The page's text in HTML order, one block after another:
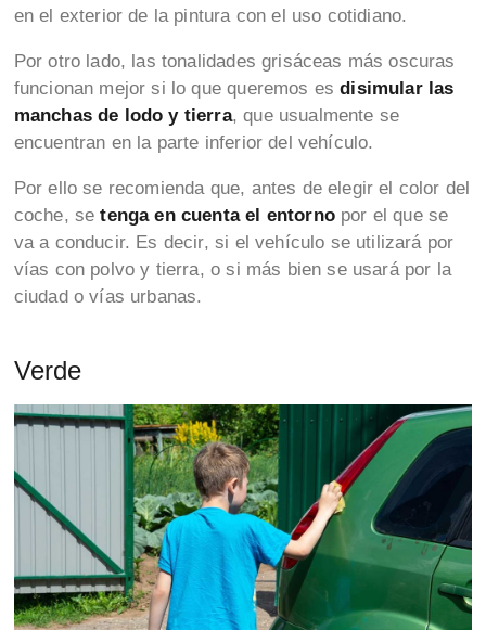
en el exterior de la pintura con el uso cotidiano.
Por otro lado, las tonalidades grisáceas más oscuras
funcionan mejor si lo que queremos esdisimular las
manchas de lodo y tierra, que usualmente se
encuentran en la parte inferior del vehículo.
Por ello se recomienda que, antes de elegir el color del
coche, setenga en cuenta el entorno por el que se
va a conducir. Es decir, si el vehículo se utilizará por
vías con polvo y tierra, o si más bien se usará por la
ciudad o vías urbanas.
Verde